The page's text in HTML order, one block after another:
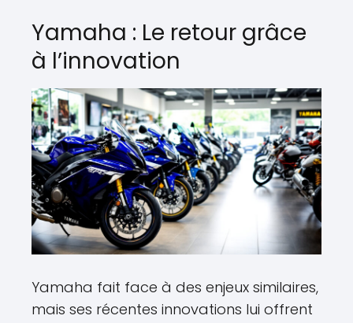
Yamaha : Le retour grâce
à l’innovation
Yamaha fait face à des enjeux similaires,
mais ses récentes innovations lui offrent